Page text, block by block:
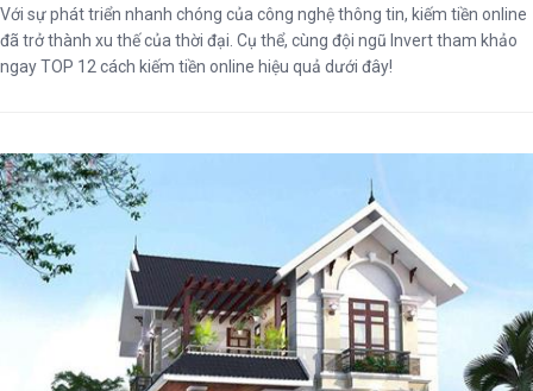
Với sự phát triển nhanh chóng của công nghệ thông tin, kiếm tiền online
đã trở thành xu thế của thời đại. Cụ thể, cùng đội ngũ Invert tham khảo
ngay TOP 12 cách kiếm tiền online hiệu quả dưới đây!